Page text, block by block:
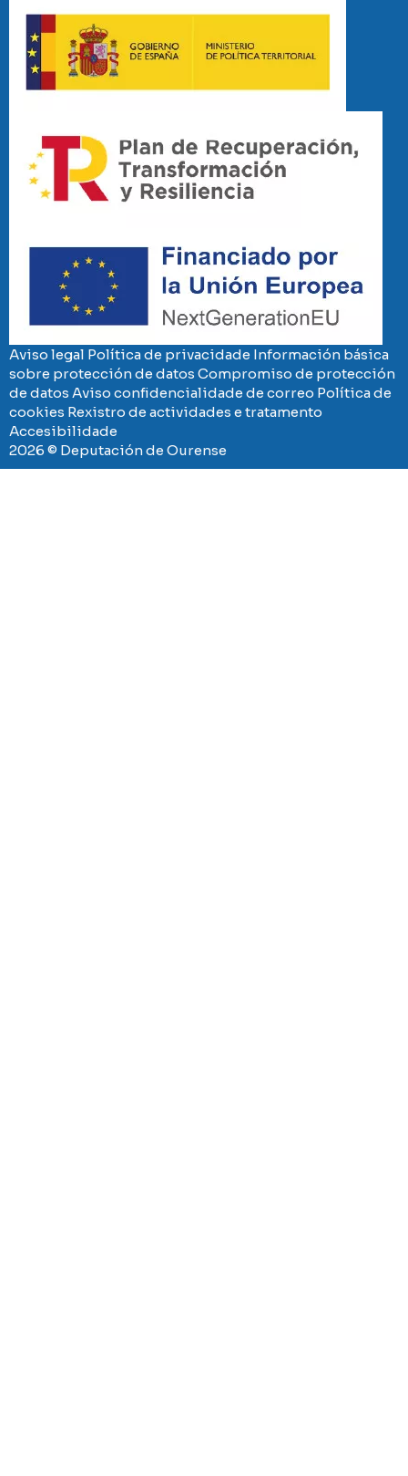
Aviso legal Política de privacidade Información básica
sobre protección de datos Compromiso de protección
de datos Aviso confidencialidade de correo Política de
cookies Rexistro de actividades e tratamento
Accesibilidade
2026 © Deputación de Ourense